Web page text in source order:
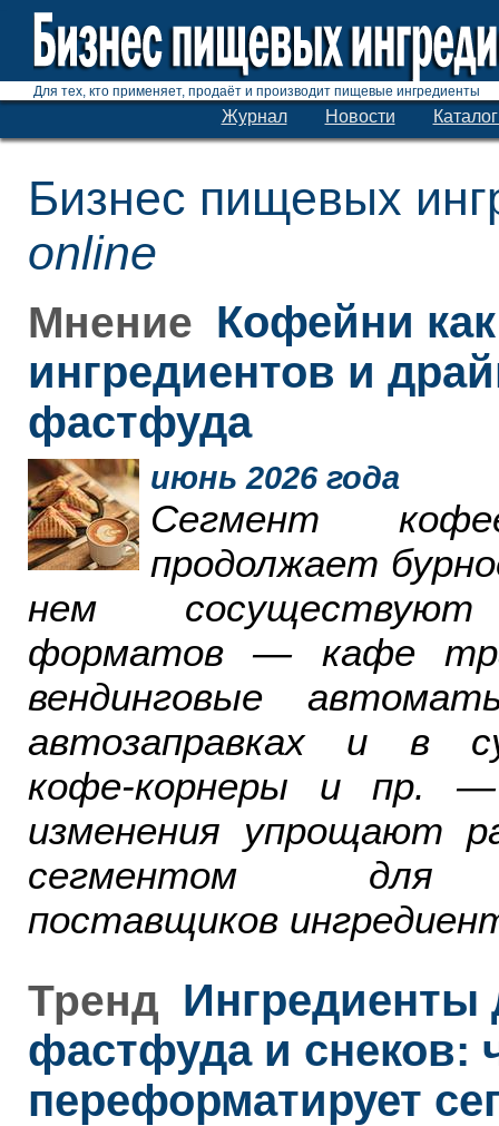
Для тех, кто применяет, продаёт и производит пищевые ингредиенты
Журнал Новости
Бизнес пищевых
online
Мнение Кофейни
ингредиентов и
фастфуда
июнь 2026 года
Сегмент
продолжает
нем
форматов — кафе
вендинговые
автозаправках и в
кофе-корнеры и пр.
изменения упрощают
сегментом для
поставщиков
Тренд Ингредиенты
фастфуда и снеков:
переформатирует